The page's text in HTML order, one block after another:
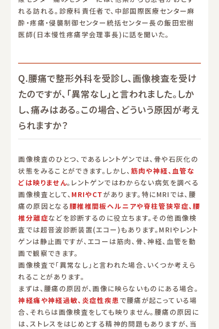
れる訪れる。診療科責任者で、中部国際医療センター麻
酔・疼痛・侵襲制御センター統括センター長の飯田宏樹
医師(日本慢性疼痛学会理事長)に話を聞いた。
Q.腰痛で整形外科を受診し、画像検査を受け
たのですが、「異常なし」と言われました。しか
し、痛みはある。この場合、どういう原因が考え
られますか？
画像検査のひとつ、であるレントゲンでは、骨や石灰化の
状態をみることができます。しかし、 筋肉や神経、血管な
どは映りません。レントゲンではわからない病気を調べる
画像検査として、 MRIやCT があります。特にMRIでは、腰
痛の原因となる 腰椎椎間板ヘルニアや脊柱管狭窄症、腰
椎分離症などを診断するのに役立ちます。その他画像検
査では超音波診断装置(エコー)もあります。MRIやレント
ゲンは静止画ですが、エコーは筋肉、骨、神経、血管を動
画で観察できます。
画像検査で「異常なし」と言われた場合、いくつか考えら
れることがあります。
まずは、腰痛の原因が、画像に映らないものにある場合。
神経痛や神経過敏、炎症性疾患 で腰痛が起こっている場
合、それらは画像検査をしても映りません。腰痛の原因に
は、ストレスをはじめとする精神的問題もありますが、当